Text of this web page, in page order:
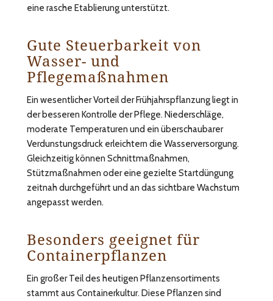
eine rasche Etablierung unterstützt.
Gute Steuerbarkeit von
Wasser- und
Pflegemaßnahmen
Ein wesentlicher Vorteil der Frühjahrspflanzung liegt in
der besseren Kontrolle der Pflege. Niederschläge,
moderate Temperaturen und ein überschaubarer
Verdunstungsdruck erleichtern die Wasserversorgung.
Gleichzeitig können Schnittmaßnahmen,
Stützmaßnahmen oder eine gezielte Startdüngung
zeitnah durchgeführt und an das sichtbare Wachstum
angepasst werden.
Besonders geeignet für
Containerpflanzen
Ein großer Teil des heutigen Pflanzensortiments
stammt aus Containerkultur. Diese Pflanzen sind